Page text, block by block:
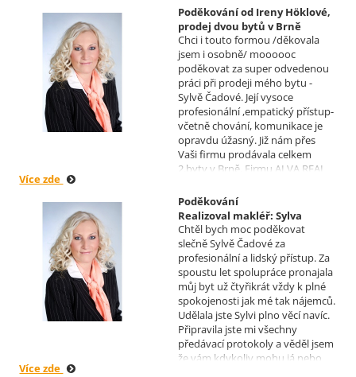
informace a děkuji za vaše úsilí.
Zatím se mějte moc a moc hezky.
S pozdravem Pavel Míšek
Poděkování od Ireny Höklové,
prodej dvou bytů v Brně
Realizoval makléř: Sylva
Čadová
Chci i touto formou /děkovala
jsem i osobně/ moooooc
poděkovat za super odvedenou
práci při prodeji mého bytu -
Sylvě Čadové. Její vysoce
profesionální ,empatický přístup-
včetně chování, komunikace je
opravdu úžasný. Již nám přes
Vaši firmu prodávala celkem
2.byty v Brně. Firmu ALVA REAL
Krásné dny Vám a Vašim
zaměstnancům. Irena Höklová,
Brno
Více zde
Poděkování
Realizoval makléř: Sylva
Čadová
Chtěl bych moc poděkovat
slečně Sylvě Čadové za
profesionální a lidský přístup. Za
spoustu let spolupráce pronajala
můj byt už čtyřikrát vždy k plné
spokojenosti jak mé tak nájemců.
Udělala jste Sylvi plno věcí navíc.
Připravila jste mi všechny
předávací protokoly a věděl jsem
že vám kdykoliv mohu já nebo
Více zde